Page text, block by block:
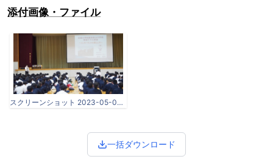
添付画像・ファイル
スクリーンショット 2023-05-09 091726.jpg
一括ダウンロード